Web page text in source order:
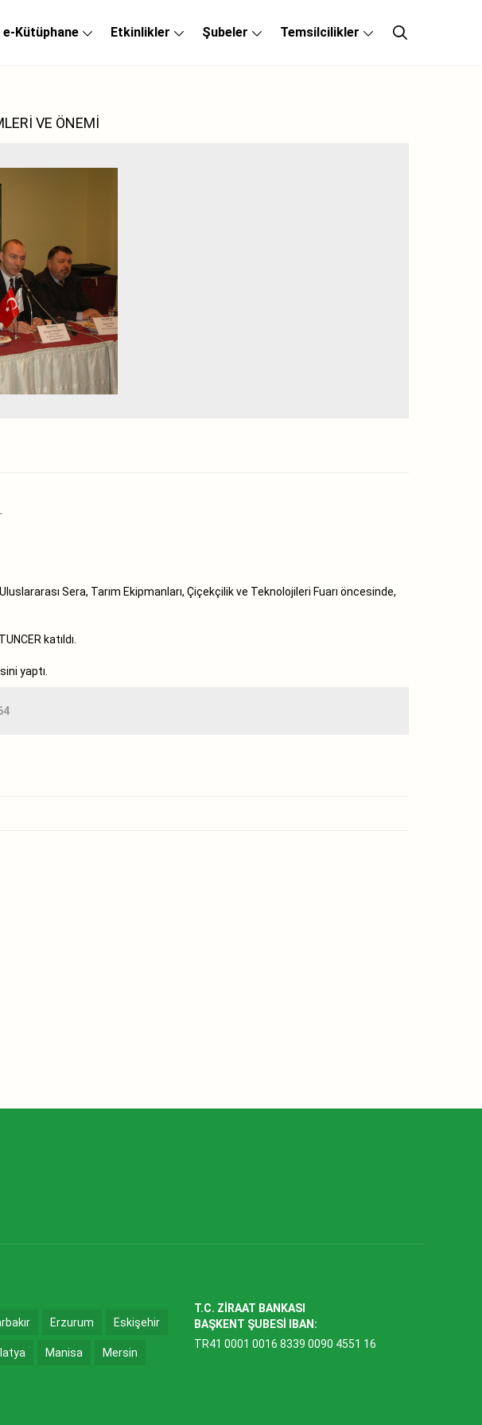
e-Kütüphane Etkinlikler Şubeler Temsilcilikler
VE ÖNEMİ
Sera, Tarım Ekipmanları, Çiçekçilik ve Teknolojileri Fuarı öncesinde,
katıldı.
yaptı.
Erzurum Eskişehir
Manisa Mersin
T.C. ZİRAAT BANKASI
BAŞKENT ŞUBESİ IBAN:
TR41 0001 0016 8339 0090 4551 16